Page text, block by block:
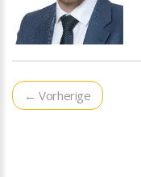
← Vorherige